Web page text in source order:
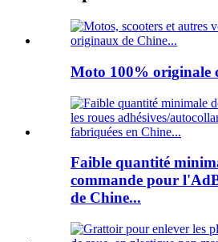
Moto 100% originale
Faible quantité
commande pour
de Chine...